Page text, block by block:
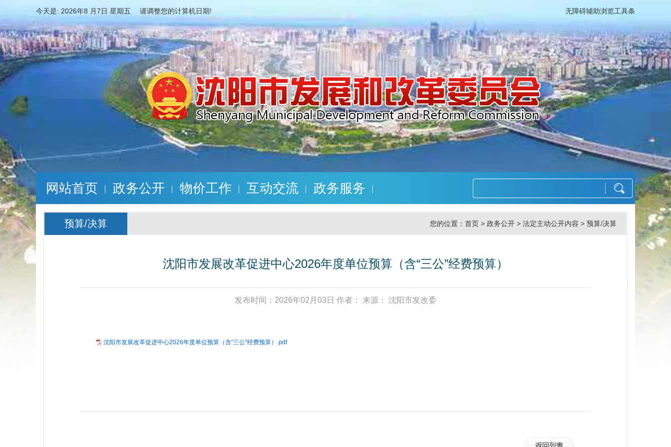
今天是: 2026年8 月7日 星期五 请调整您的计算机日期! 无障碍辅助浏览工具条
网站首页 政务公开 物价工作 互动交流 政务服务
预算/决算 您的位置： 首页 > 政务公开 > 法定主动公开内容 > 预算/决算
沈阳市发展改革促进中心2026年度单位预算（含“三公”经费预算）
发布时间：2026年02月03日 作者： 来源： 沈阳市发改委
沈阳市发展改革促进中心2026年度单位预算（含“三公”经费预算）.pdf